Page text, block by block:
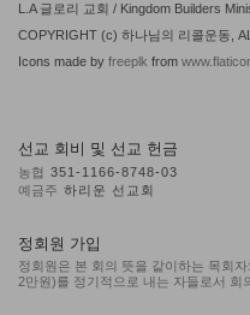
L.A 글로리 교회 / Kingdom Builders
COPYRIGHT (c) 하나님의 리콜운동,
Icons made by freeplk from
선교 회비 및 선교 헌금
농협 351-1166-8748-03
예금주 하리운 선교회
정회원 가입
정회원은 본 회의 뜻을 같이하는 목회
2만원)를 정기적으로 내는 자들로서 회